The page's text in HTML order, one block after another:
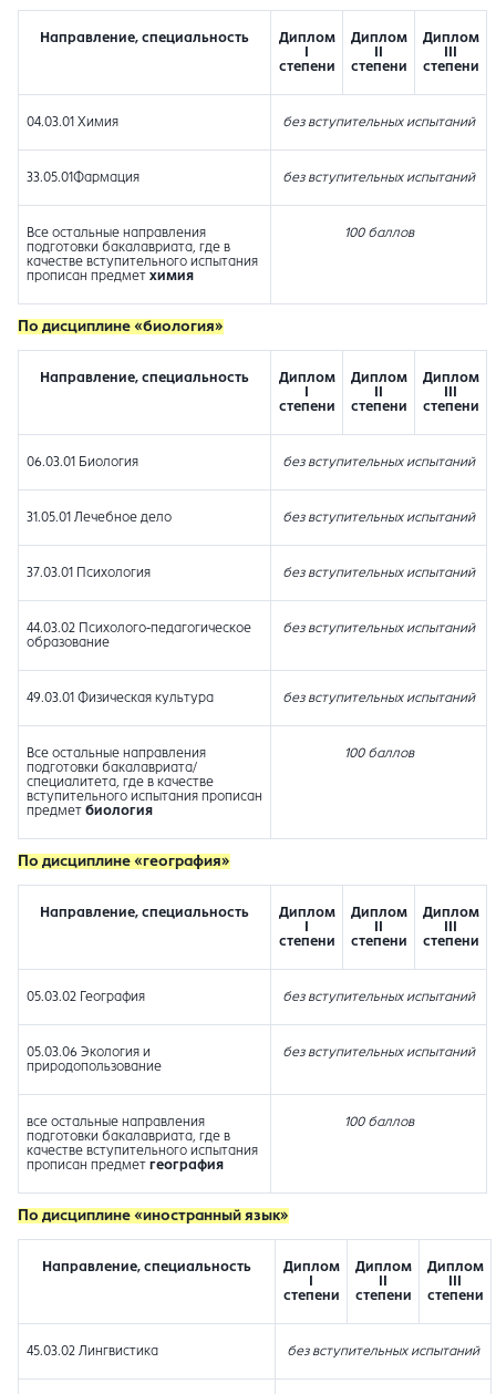
Направление, специальность
Диплом
степени
Диплом
степени
Диплом
степени
04.03.01 Химия без вступительных испытаний
33.05.01Фармация без вступительных испытаний
Все остальные направления
подготовки бакалавриата, где в
качестве вступительного испытания
прописан предмет химия
100 баллов
По дисциплине «биология»
Направление, специальность
Диплом
степени
Диплом
степени
Диплом
степени
06.03.01 Биология без вступительных испытаний
31.05.01 Лечебное дело без вступительных испытаний
37.03.01 Психология без вступительных испытаний
44.03.02 Психолого-педагогическое
образование
без вступительных испытаний
49.03.01 Физическая культура без вступительных испытаний
Все остальные направления
подготовки бакалавриата/
специалитета, где в качестве
вступительного испытания прописан
предмет биология
100 баллов
По дисциплине «география»
Направление, специальность
Диплом
степени
Диплом
степени
Диплом
степени
05.03.02 География без вступительных испытаний
05.03.06 Экология и
природопользование
без вступительных испытаний
все остальные направления
подготовки бакалавриата, где в
качестве вступительного испытания
прописан предмет география
100 баллов
По дисциплине «иностранный язык»
Направление, специальность
Диплом
степени
Диплом
степени
Диплом
степени
45.03.02 Лингвистика без вступительных испытаний